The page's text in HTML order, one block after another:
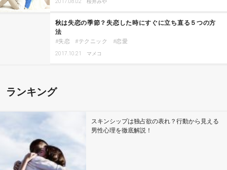
2017.08.02 桜井みや
秋は失恋の季節？失恋した時にすぐに立ち直る５つの方
法
失恋 テクニック 恋愛
2017.10.21 マメコ
ランキング
スキンシップは独占欲の表れ？行動から見える
男性心理を徹底解説！